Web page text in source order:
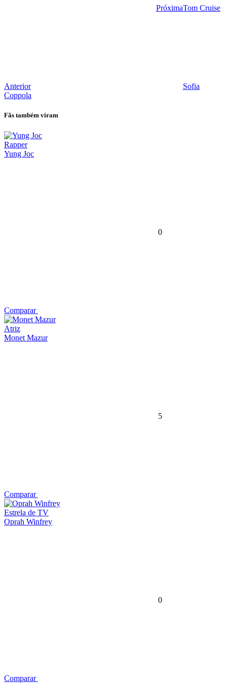
PróximaTom Cruise
Anterior
Sofia
Coppola
Fãs também viram
Rapper
Yung Joc
0
Comparar
Atriz
Monet Mazur
5
Comparar
Estrela de TV
Oprah Winfrey
0
Comparar